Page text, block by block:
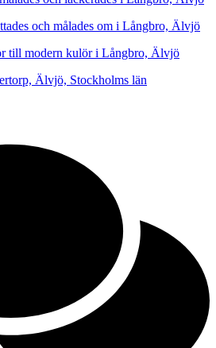
och målades om i Långbro, Älvjö
till modern kulör i Långbro, Älvjö
Älvjö, Stockholms län